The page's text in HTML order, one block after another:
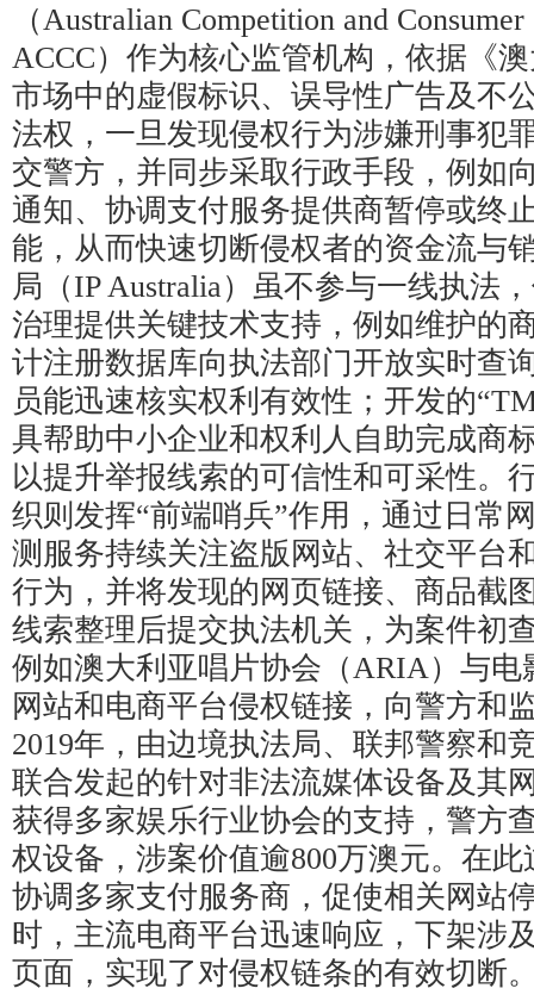
（Australian Competition and
ACCC）作为核心监管机构，依据《
市场中的虚假标识、误导性广告及不
法权，一旦发现侵权行为涉嫌刑事犯
交警方，并同步采取行政手段，例如
通知、协调支付服务提供商暂停或终
能，从而快速切断侵权者的资金流与
局（IP Australia）虽不参与一线执法
治理提供关键技术支持，例如维护的
计注册数据库向执法部门开放实时查
员能迅速核实权利有效性；开发的
具帮助中小企业和权利人自助完成商
以提升举报线索的可信性和可采性。
织则发挥“前端哨兵”作用，通过日常
测服务持续关注盗版网站、社交平台
行为，并将发现的网页链接、商品截
线索整理后提交执法机关，为案件初
例如澳大利亚唱片协会（ARIA）与电
网站和电商平台侵权链接，向警方和
2019年，由边境执法局、联邦警察和
联合发起的针对非法流媒体设备及其
获得多家娱乐行业协会的支持，警方
权设备，涉案价值逾800万澳元。在
协调多家支付服务商，促使相关网站
时，主流电商平台迅速响应，下架涉
页面，实现了对侵权链条的有效切断